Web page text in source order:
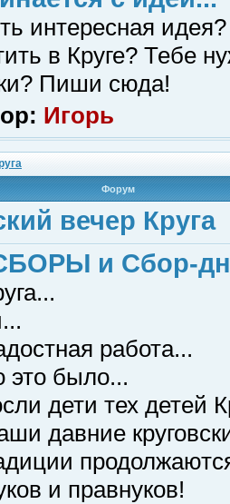
интересная
в Круге? Тебе
Пиши сюда!
Игорь
Форум
вечер Круга
и Сбор-
работа...
это было...
дети тех детей
давние
и правнуков!